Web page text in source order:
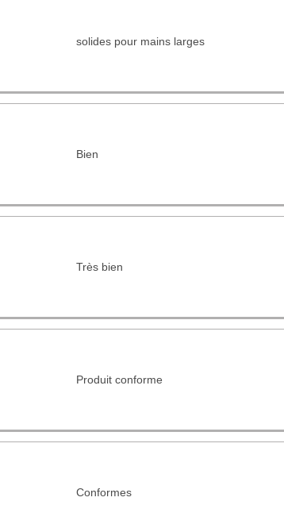
solides pour mains larges
Bien
Très bien
Produit conforme
Conformes